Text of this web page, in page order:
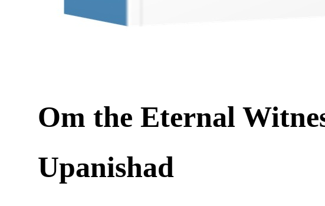
Om the Eternal
Upanishad